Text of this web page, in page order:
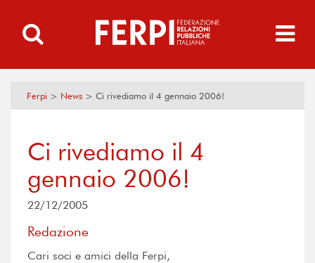
Ferpi > News > Ci rivediamo il 4 gennaio 2006!
Ci rivediamo il 4
gennaio 2006!
22/12/2005
Redazione
Cari soci e amici della Ferpi,